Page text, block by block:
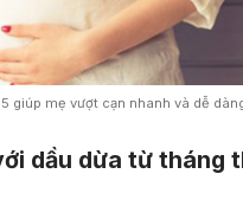
giúp mẹ vượt cạn nhanh và dễ
dầu dừa từ tháng